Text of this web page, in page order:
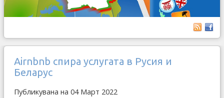
Airnbnb спира услугата в Русия и
Беларус
Публикувана на 04 Март 2022